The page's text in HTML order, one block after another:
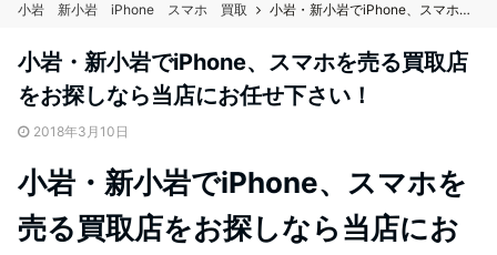
小岩 新小岩 iPhone スマホ 買取 小岩・新小岩でiPhone、スマホを売る買取店をお探しなら当店にお任せ下さい！
小岩・新小岩でiPhone、スマホを売る買取店
をお探しなら当店にお任せ下さい！
2018年3月10日
小岩・新小岩でiPhone、スマホを
売る買取店をお探しなら当店にお